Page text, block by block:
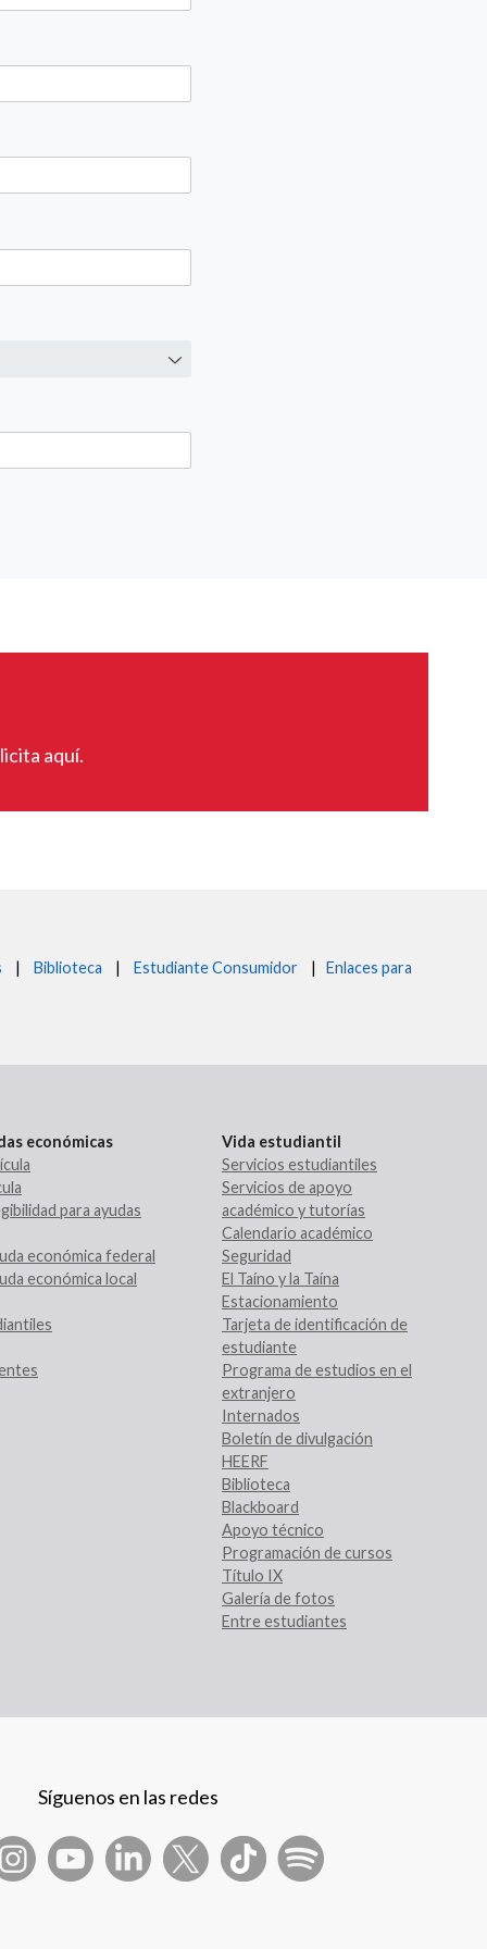
aquí.
| Biblioteca | Estudiante Consumidor | Enlaces para
económicas
para ayudas
económica federal
económica local
Vida estudiantil
Servicios estudiantiles
Servicios de apoyo
académico y tutorías
Calendario académico
Seguridad
El Taíno y la Taína
Estacionamiento
Tarjeta de identificación de
estudiante
Programa de estudios en el
extranjero
Internados
Boletín de divulgación
HEERF
Biblioteca
Blackboard
Apoyo técnico
Programación de cursos
Título IX
Galería de fotos
Entre estudiantes
Síguenos en las redes